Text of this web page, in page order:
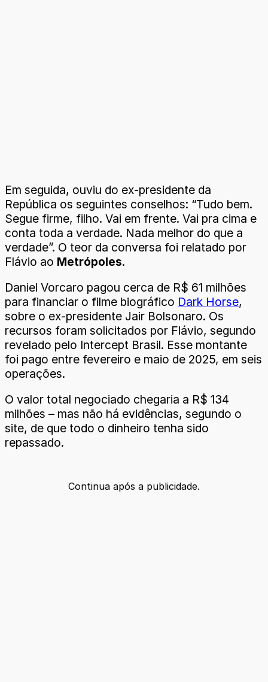
Em seguida, ouviu do ex-presidente da
República os seguintes conselhos: “Tudo bem.
Segue firme, filho. Vai em frente. Vai pra cima e
conta toda a verdade. Nada melhor do que a
verdade”. O teor da conversa foi relatado por
Flávio ao Metrópoles.
Daniel Vorcaro pagou cerca de R$ 61 milhões
para financiar o filme biográfico Dark Horse,
sobre o ex-presidente Jair Bolsonaro. Os
recursos foram solicitados por Flávio, segundo
revelado pelo Intercept Brasil. Esse montante
foi pago entre fevereiro e maio de 2025, em seis
operações.
O valor total negociado chegaria a R$ 134
milhões – mas não há evidências, segundo o
site, de que todo o dinheiro tenha sido
repassado.
Continua após a publicidade.